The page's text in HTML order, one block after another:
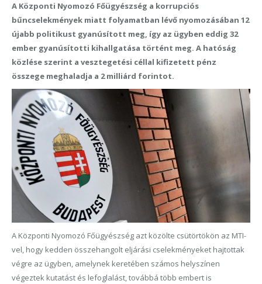
A Központi Nyomozó Főügyészség a korrupciós
bűncselekmények miatt folyamatban lévő nyomozásában 12
újabb politikust gyanúsított meg, így az ügyben eddig 32
ember gyanúsítotti kihallgatása történt meg. A hatóság
közlése szerint a vesztegetési céllal kifizetett pénz
összege meghaladja a 2 milliárd forintot.
A Központi Nyomozó Főügyészség azt közölte csütörtökön az MTI-
vel, hogy kedden összehangolt eljárási cselekményeket hajtottak
végre az ügyben, amelynek keretében számos helyszínen
végeztek kutatást és lefoglalást, továbbá több embert is